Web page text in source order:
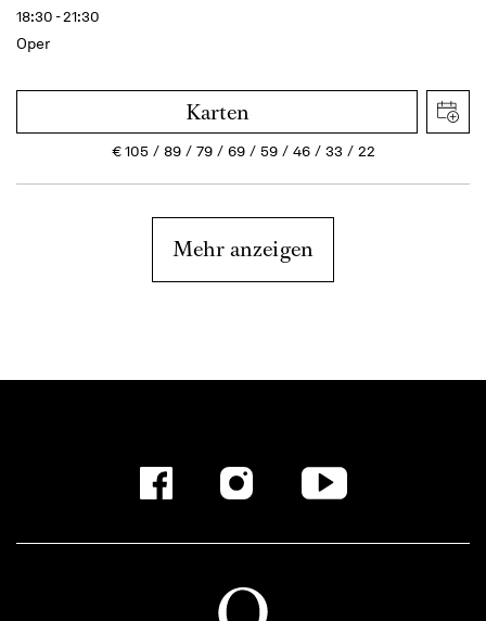
18:30 - 21:30
Oper
Karten
€105 89 79 69 59 46 33 22
Mehr anzeigen